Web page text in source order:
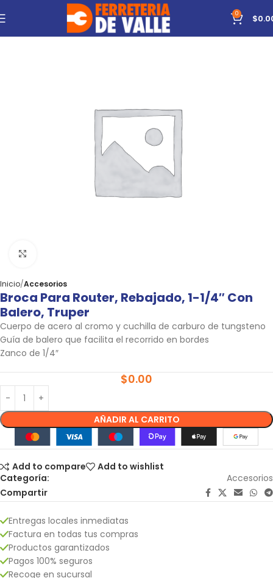
0 $
Inicio Accesorios
Broca Para Router, Rebajado, 1-1/4″ Con
Balero, Truper
Cuerpo de acero al cromo y cuchilla de carburo de tungsteno
Guía de balero que facilita el recorrido en bordes
Zanco de 1/4″
$0.00
AÑADIR AL CARRITO
Add to compare
Add to wishlist
Categoría:
Accesorios
Compartir
Entregas locales inmediatas
Factura en todas tus compras
Productos garantizados
Pagos 100% seguros
Recoge en sucursal